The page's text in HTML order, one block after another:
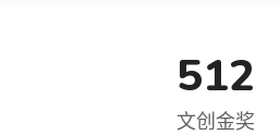
512
文创金奖